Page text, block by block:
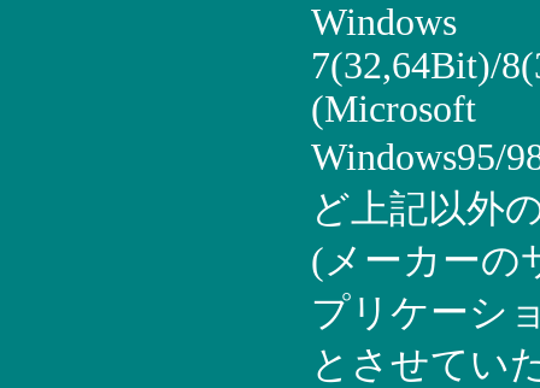
Windows
7(32,64Bit)/
(Microsoft
Windows95/
ど上記以外
(メーカーの
プリケーシ
とさせてい